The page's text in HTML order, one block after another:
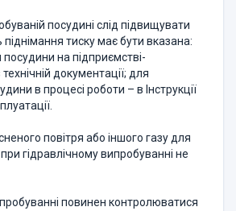
посудині слід підвищувати
тиску має бути вказана:
на підприємстві-
документації; для
в процесі роботи – в Інструкції
повітря або іншого газу для
гідравлічному випробуванні не
повинен контролюватися